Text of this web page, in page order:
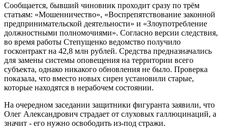
Сообщается, бывший чиновник проходит сразу по трём
статьям: «Мошенничество», «Воспрепятствование законной
предпринимательской деятельности» и «Злоупотребление
должностными полномочиями». Согласно версии следствия,
во время работы Степущенко ведомство получило
госконтракт на 42,8 млн рублей. Средства предназначались
для замены системы оповещения на территории всего
субъекта, однако никакого обновления не было. Проверка
показала, что вместо новых сирен установили старые,
которые находятся в нерабочем состоянии.
На очередном заседании защитники фигуранта заявили, что
Олег Александрович страдает от слуховых галлюцинаций, а
значит - его нужно освободить из-под стражи.